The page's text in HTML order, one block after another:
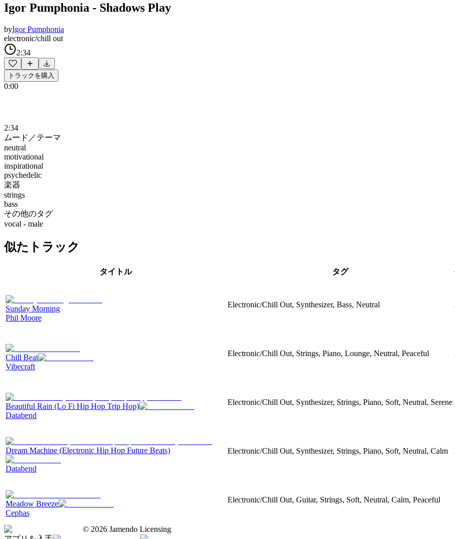
Igor Pumphonia - Shadows Play
byIgor Pumphonia
electronic/chill out
2:34
トラックを購入
0:00
2:34
ムード／テーマ
neutral
motivational
inspirational
psychedelic
楽器
strings
bass
その他のタグ
vocal - male
似たトラック
タイトル タグ
Sunday Morning
Phil Moore
Electronic/Chill Out, Synthesizer, Bass, Neutral
Chill Beat
Vibecraft
Electronic/Chill Out, Strings, Piano, Lounge, Neutral, Peaceful
Beautiful Rain (Lo Fi Hip Hop Trip Hop)
Databend
Electronic/Chill Out, Synthesizer, Strings, Piano, Soft, Neutral, Serene
Dream Machine (Electronic Hip Hop Future Beats)
Databend
Electronic/Chill Out, Synthesizer, Strings, Piano, Soft, Neutral, Calm
Meadow Breeze
Cephas
Electronic/Chill Out, Guitar, Strings, Soft, Neutral, Calm, Peaceful
© 2026 Jamendo Licensing